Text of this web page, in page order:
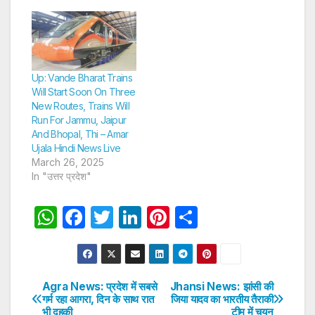
Up: Vande Bharat Trains
Will Start Soon On Three
New Routes, Trains Will
Run For Jammu, Jaipur
And Bhopal, Thi – Amar
Ujala Hindi News Live
March 26, 2025
In "उत्तर प्रदेश"
W
s
A
F
a
c
e
b
T
w
itt
er
Li
n
k
e
dI
Pi
nt
er
e
st
h
ar
e
Post
Jhansi News: झांसी की
जिया यादव का भारतीय तैराकी
टीम में चयन
Agra News: प्रदेश में सबसे
गर्म रहा आगरा, दिन के साथ रात
भी दहकी